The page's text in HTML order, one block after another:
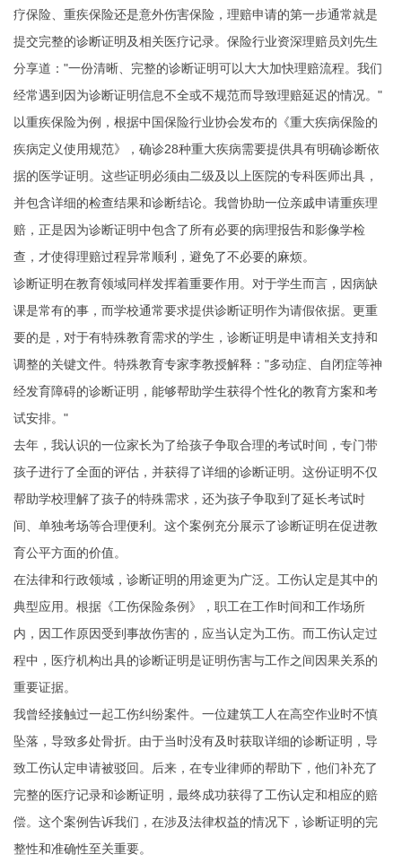
疗保险、重疾保险还是意外伤害保险，理赔申请的第一步通常就是
提交完整的诊断证明及相关医疗记录。保险行业资深理赔员刘先生
分享道："一份清晰、完整的诊断证明可以大大加快理赔流程。我们
经常遇到因为诊断证明信息不全或不规范而导致理赔延迟的情况。"
以重疾保险为例，根据中国保险行业协会发布的《重大疾病保险的
疾病定义使用规范》，确诊28种重大疾病需要提供具有明确诊断依
据的医学证明。这些证明必须由二级及以上医院的专科医师出具，
并包含详细的检查结果和诊断结论。我曾协助一位亲戚申请重疾理
赔，正是因为诊断证明中包含了所有必要的病理报告和影像学检
查，才使得理赔过程异常顺利，避免了不必要的麻烦。
诊断证明在教育领域同样发挥着重要作用。对于学生而言，因病缺
课是常有的事，而学校通常要求提供诊断证明作为请假依据。更重
要的是，对于有特殊教育需求的学生，诊断证明是申请相关支持和
调整的关键文件。特殊教育专家李教授解释："多动症、自闭症等神
经发育障碍的诊断证明，能够帮助学生获得个性化的教育方案和考
试安排。"
去年，我认识的一位家长为了给孩子争取合理的考试时间，专门带
孩子进行了全面的评估，并获得了详细的诊断证明。这份证明不仅
帮助学校理解了孩子的特殊需求，还为孩子争取到了延长考试时
间、单独考场等合理便利。这个案例充分展示了诊断证明在促进教
育公平方面的价值。
在法律和行政领域，诊断证明的用途更为广泛。工伤认定是其中的
典型应用。根据《工伤保险条例》，职工在工作时间和工作场所
内，因工作原因受到事故伤害的，应当认定为工伤。而工伤认定过
程中，医疗机构出具的诊断证明是证明伤害与工作之间因果关系的
重要证据。
我曾经接触过一起工伤纠纷案件。一位建筑工人在高空作业时不慎
坠落，导致多处骨折。由于当时没有及时获取详细的诊断证明，导
致工伤认定申请被驳回。后来，在专业律师的帮助下，他们补充了
完整的医疗记录和诊断证明，最终成功获得了工伤认定和相应的赔
偿。这个案例告诉我们，在涉及法律权益的情况下，诊断证明的完
整性和准确性至关重要。